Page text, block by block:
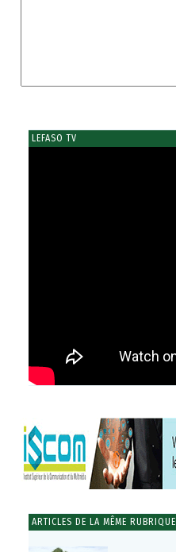
LEFASO TV
ARTICLES DE LA MÊME RUBRIQUE